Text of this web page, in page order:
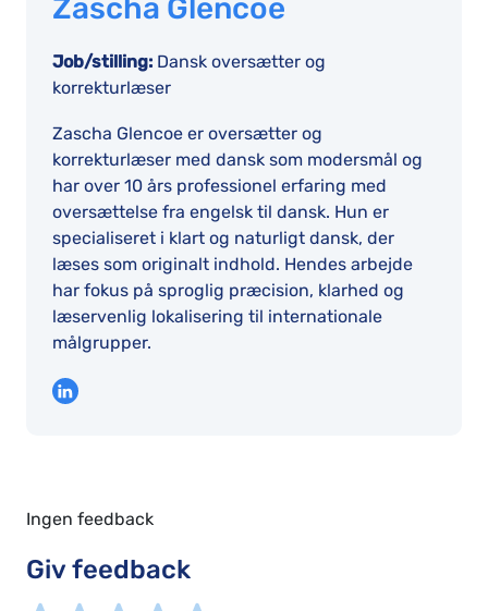
Zascha Glencoe
Job/stilling: Dansk oversætter og
korrekturlæser
Zascha Glencoe er oversætter og
korrekturlæser med dansk som modersmål og
har over 10 års professionel erfaring med
oversættelse fra engelsk til dansk. Hun er
specialiseret i klart og naturligt dansk, der
læses som originalt indhold. Hendes arbejde
har fokus på sproglig præcision, klarhed og
læservenlig lokalisering til internationale
målgrupper.
Ingen feedback
Giv feedback